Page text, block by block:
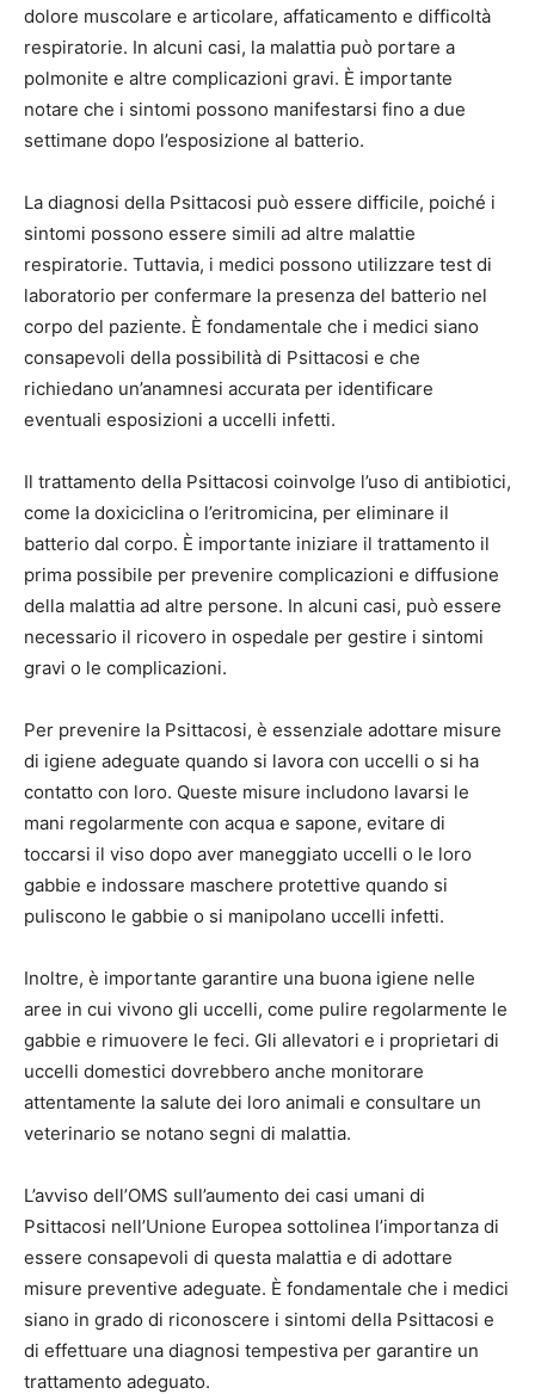
dolore muscolare e articolare, affaticamento e difficoltà
respiratorie. In alcuni casi, la malattia può portare a
polmonite e altre complicazioni gravi. È importante
notare che i sintomi possono manifestarsi fino a due
settimane dopo l’esposizione al batterio.
La diagnosi della Psittacosi può essere difficile, poiché i
sintomi possono essere simili ad altre malattie
respiratorie. Tuttavia, i medici possono utilizzare test di
laboratorio per confermare la presenza del batterio nel
corpo del paziente. È fondamentale che i medici siano
consapevoli della possibilità di Psittacosi e che
richiedano un’anamnesi accurata per identificare
eventuali esposizioni a uccelli infetti.
Il trattamento della Psittacosi coinvolge l’uso di antibiotici,
come la doxiciclina o l’eritromicina, per eliminare il
batterio dal corpo. È importante iniziare il trattamento il
prima possibile per prevenire complicazioni e diffusione
della malattia ad altre persone. In alcuni casi, può essere
necessario il ricovero in ospedale per gestire i sintomi
gravi o le complicazioni.
Per prevenire la Psittacosi, è essenziale adottare misure
di igiene adeguate quando si lavora con uccelli o si ha
contatto con loro. Queste misure includono lavarsi le
mani regolarmente con acqua e sapone, evitare di
toccarsi il viso dopo aver maneggiato uccelli o le loro
gabbie e indossare maschere protettive quando si
puliscono le gabbie o si manipolano uccelli infetti.
Inoltre, è importante garantire una buona igiene nelle
aree in cui vivono gli uccelli, come pulire regolarmente le
gabbie e rimuovere le feci. Gli allevatori e i proprietari di
uccelli domestici dovrebbero anche monitorare
attentamente la salute dei loro animali e consultare un
veterinario se notano segni di malattia.
L’avviso dell’OMS sull’aumento dei casi umani di
Psittacosi nell’Unione Europea sottolinea l’importanza di
essere consapevoli di questa malattia e di adottare
misure preventive adeguate. È fondamentale che i medici
siano in grado di riconoscere i sintomi della Psittacosi e
di effettuare una diagnosi tempestiva per garantire un
trattamento adeguato.